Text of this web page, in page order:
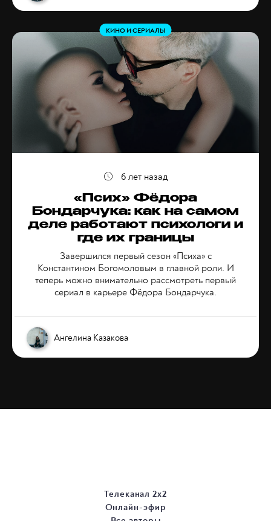
«Псих» Фёдора
Бондарчука: как на самом
деле работают психологи и
где их границы
Завершился первый сезон «Психа» с
Константином Богомоловым в главной роли. И
теперь можно внимательно рассмотреть первый
сериал в карьере Фёдора Бондарчука.
КИНО И СЕРИАЛЫ
Ангелина Казакова
6 лет назад
Телеканал 2х2
Онлайн-эфир